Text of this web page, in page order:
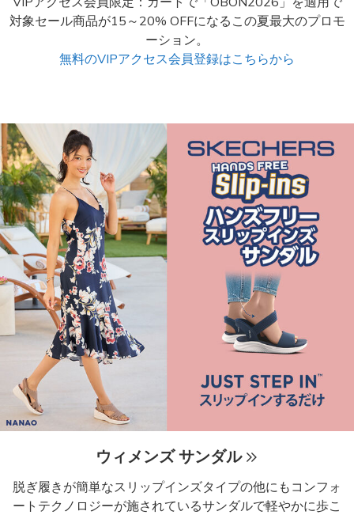
対象セール商品が15～20% OFFになるこの夏最大のプロモ
ーション。
無料のVIPアクセス会員登録はこちらから
ウィメンズ サンダル
脱ぎ履きが簡単なスリップインズタイプの他にもコンフォ
ートテクノロジーが施されているサンダルで軽やかに歩こ